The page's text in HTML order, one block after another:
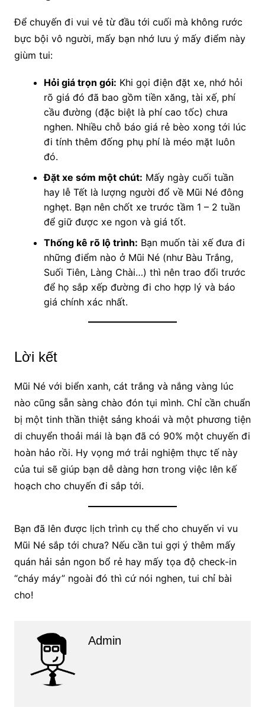
Để chuyến đi vui vẻ từ đầu tới cuối mà không rước
bực bội vô người, mấy bạn nhớ lưu ý mấy điểm này
giùm tui:
Hỏi giá trọn gói: Khi gọi điện đặt xe, nhớ hỏi
rõ giá đó đã bao gồm tiền xăng, tài xế, phí
cầu đường (đặc biệt là phí cao tốc) chưa
nghen. Nhiều chỗ báo giá rẻ bèo xong tới lúc
đi tính thêm đống phụ phí là méo mặt luôn
đó.
Đặt xe sớm một chút: Mấy ngày cuối tuần
hay lễ Tết là lượng người đổ về Mũi Né đông
nghẹt. Bạn nên chốt xe trước tầm 1 – 2 tuần
để giữ được xe ngon và giá tốt.
Thống kê rõ lộ trình: Bạn muốn tài xế đưa đi
những điểm nào ở Mũi Né (như Bàu Trắng,
Suối Tiên, Làng Chài…) thì nên trao đổi trước
để họ sắp xếp đường đi cho hợp lý và báo
giá chính xác nhất.
Lời kết
Mũi Né với biển xanh, cát trắng và nắng vàng lúc
nào cũng sẵn sàng chào đón tụi mình. Chỉ cần chuẩn
bị một tinh thần thiệt sảng khoái và một phương tiện
di chuyển thoải mái là bạn đã có 90% một chuyến đi
hoàn hảo rồi. Hy vọng mớ trải nghiệm thực tế này
của tui sẽ giúp bạn dễ dàng hơn trong việc lên kế
hoạch cho chuyến đi sắp tới.
Bạn đã lên được lịch trình cụ thể cho chuyến vi vu
Mũi Né sắp tới chưa? Nếu cần tui gợi ý thêm mấy
quán hải sản ngon bổ rẻ hay mấy tọa độ check-in
“cháy máy” ngoài đó thì cứ nói nghen, tui chỉ bài
cho!
Admin